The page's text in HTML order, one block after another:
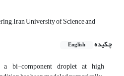
Iran University of Science and
چکیده
English
a bi-component droplet at high